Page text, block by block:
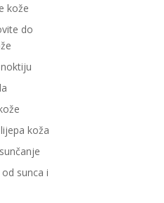
kože
do
koža
sunca i